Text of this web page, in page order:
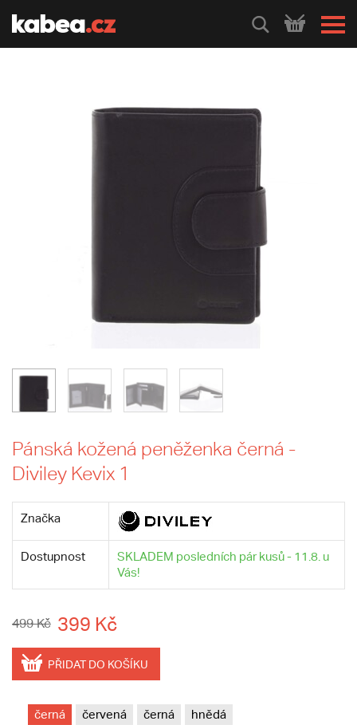
HLEDEJ
Pánská kožená peněženka černá -
Diviley Kevix 1
Značka
Dostupnost
SKLADEM posledních pár kusů - 11.8. u
Vás!
499 Kč 399 Kč
PŘIDAT DO KOŠÍKU
černá červená černá hnědá